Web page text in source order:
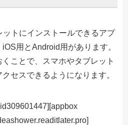
ットにインストールできるアプ
用とAndroid用があります。
ことで、スマホやタブレット
セスできるようになります。